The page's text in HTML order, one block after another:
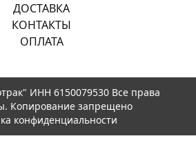
ДОСТАВКА
КОНТАКТЫ
ОПЛАТА
ИНН 6150079530 Все права
Копирование запрещено
конфиденциальности